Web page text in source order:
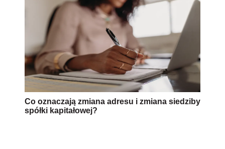
Co oznaczają zmiana adresu i zmiana siedziby
spółki kapitałowej?